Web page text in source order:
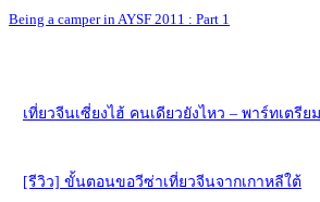
Being a camper in AYSF 2011 : Part 1
เที่ยวจีนเซี่ยงไฮ้ คนเดียวยังไหว – พาร์ทเตรี
[รีวิว] ขั้นตอนขอวีซ่าเที่ยวจีนจากเกาหลีใต้